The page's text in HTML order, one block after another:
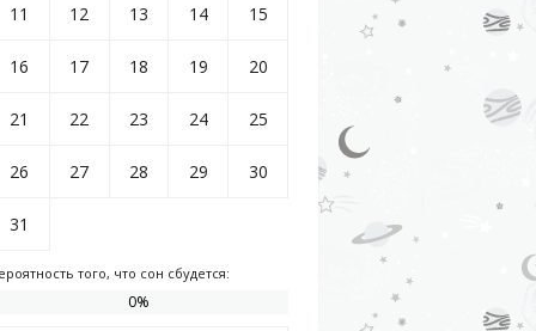
11 12 13 14 15
16 17 18 19 20
21 22 23 24 25
26 27 28 29 30
31
того, что сон сбудется:
0%